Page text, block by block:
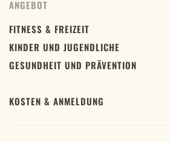
ANGEBOT
FITNESS & FREIZEIT
KINDER UND JUGENDLICHE
GESUNDHEIT UND PRÄVENTION
KOSTEN & ANMELDUNG